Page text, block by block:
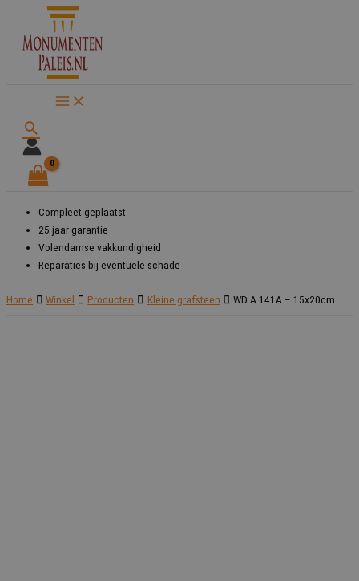
naar
Zoeken
Compleet geplaatst
25 jaar garantie
Volendamse vakkundigheid
Reparaties bij eventuele schade
Home Winkel Producten Kleine grafsteen WD A 141A – 15x20cm